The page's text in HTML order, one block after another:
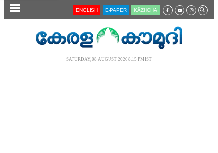
SECTIONS ENGLISH E-PAPER KĀZHCHA
SATURDAY, 08 AUGUST 2026 8.15 PM IST